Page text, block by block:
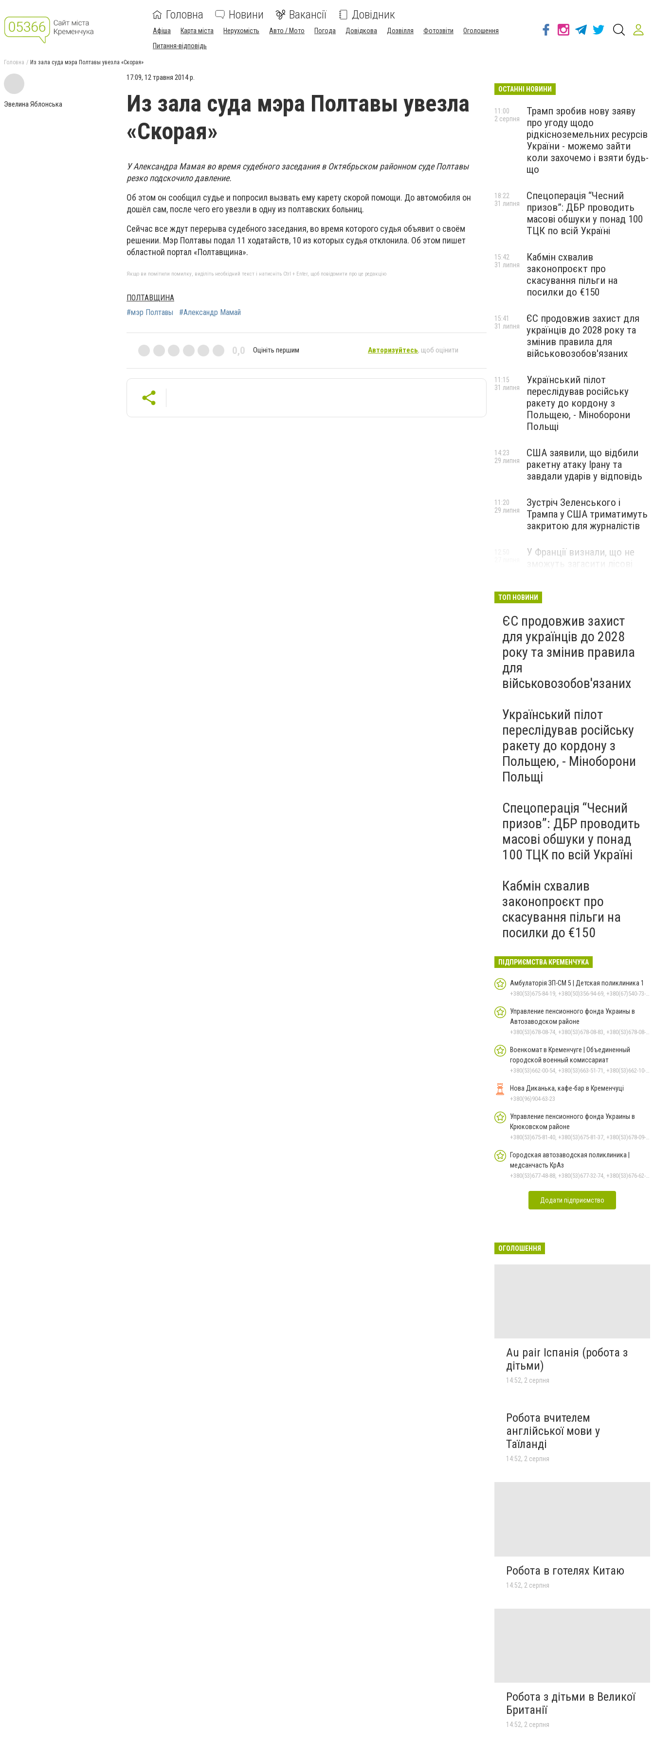
Головна Новини Вакансії Довідник
Афіша Карта міста Нерухомість Авто / Мото Погода Довідкова Дозвілля Фотозвіти
Оголошення
Питання-відповідь
Головна Из зала суда мэра Полтавы увезла «Скорая»
Эвелина Яблонська
17:09, 12 травня 2014 р.
Из зала суда мэра Полтавы увезла
«Скорая»
У Александра Мамая во время судебного заседания в Октябрьском районном суде Полтавы
резко подскочило давление.
Об этом он сообщил судье и попросил вызвать ему карету скорой помощи. До автомобиля он
дошёл сам, после чего его увезли в одну из полтавских больниц.
Сейчас все ждут перерыва судебного заседания, во время которого судья объявит о своём
решении. Мэр Полтавы подал 11 ходатайств, 10 из которых судья отклонила. Об этом пишет
областной портал «Полтавщина».
Якщо ви помітили помилку, виділіть необхідний текст і натисніть Ctrl + Enter, щоб повідомити про це редакцію
ПОЛТАВЩИНА
#мэр Полтавы
#Александр Мамай
0,0 Оцініть першим Авторизуйтесь, щоб оцінити
ОСТАННІ НОВИНИ
Трамп зробив нову заяву
про угоду щодо
рідкісноземельних ресурсів
України - можемо зайти
коли захочемо і взяти будь-
що
11:00
2 серпня
Спецоперація “Чесний
призов”: ДБР проводить
масові обшуки у понад 100
ТЦК по всій Україні
18:22
31 липня
Кабмін схвалив
законопроєкт про
скасування пільги на
посилки до €150
15:42
31 липня
ЄС продовжив захист для
українців до 2028 року та
змінив правила для
військовозобов'язаних
15:41
31 липня
Український пілот
переслідував російську
ракету до кордону з
Польщею, - Міноборони
Польщі
11:15
31 липня
США заявили, що відбили
ракетну атаку Ірану та
завдали ударів у відповідь
14:23
29 липня
Зустріч Зеленського і
Трампа у США триматимуть
закритою для журналістів
11:20
29 липня
У Франції визнали, що не
ТОП НОВИНИ
ЄС продовжив захист
для українців до 2028
року та змінив правила
для
військовозобов'язаних
Український пілот
переслідував російську
ракету до кордону з
Польщею, - Міноборони
Польщі
Спецоперація “Чесний
призов”: ДБР проводить
масові обшуки у понад
100 ТЦК по всій Україні
Кабмін схвалив
законопроєкт про
скасування пільги на
посилки до €150
ПІДПРИЄМСТВА КРЕМЕНЧУКА
Амбулаторія ЗП-СМ 5 | Детская поликлиника 1
+380(53)675-84-19, +380(50)356-94-69, +380(67)540-73-87
Управление пенсионного фонда Украины в
Автозаводском районе
+380(53)678-08-74, +380(53)678-08-83, +380(53)678-08-41, +380(53)678-08-86, +380(53)678-09-05
Военкомат в Кременчуге | Объединенный
городской военный комиссариат
+380(53)662-00-54, +380(53)663-51-71, +380(53)662-10-35
Нова Диканька, кафе-бар в Кременчуці
+380(96)904-63-23
Управление пенсионного фонда Украины в
Крюковском районе
+380(53)675-81-40, +380(53)675-81-37, +380(53)678-09-01, +380(53)675-81-32, +380(53)675-81-33, +380(53)675-81-38, +380(53)675-81-31, +380(53)678-08-87
Городская автозаводская поликлиника |
медсанчасть КрАз
+380(53)677-48-88, +380(53)677-32-74, +380(53)676-62-99, +380536766187
Додати підприємство
ОГОЛОШЕННЯ
Au pair Іспанія (робота з
дітьми)
14:52, 2 серпня
Робота вчителем
англійської мови у
Таїланді
14:52, 2 серпня
Робота в готелях Китаю
14:52, 2 серпня
Робота з дітьми в Великої
Британії
14:52, 2 серпня